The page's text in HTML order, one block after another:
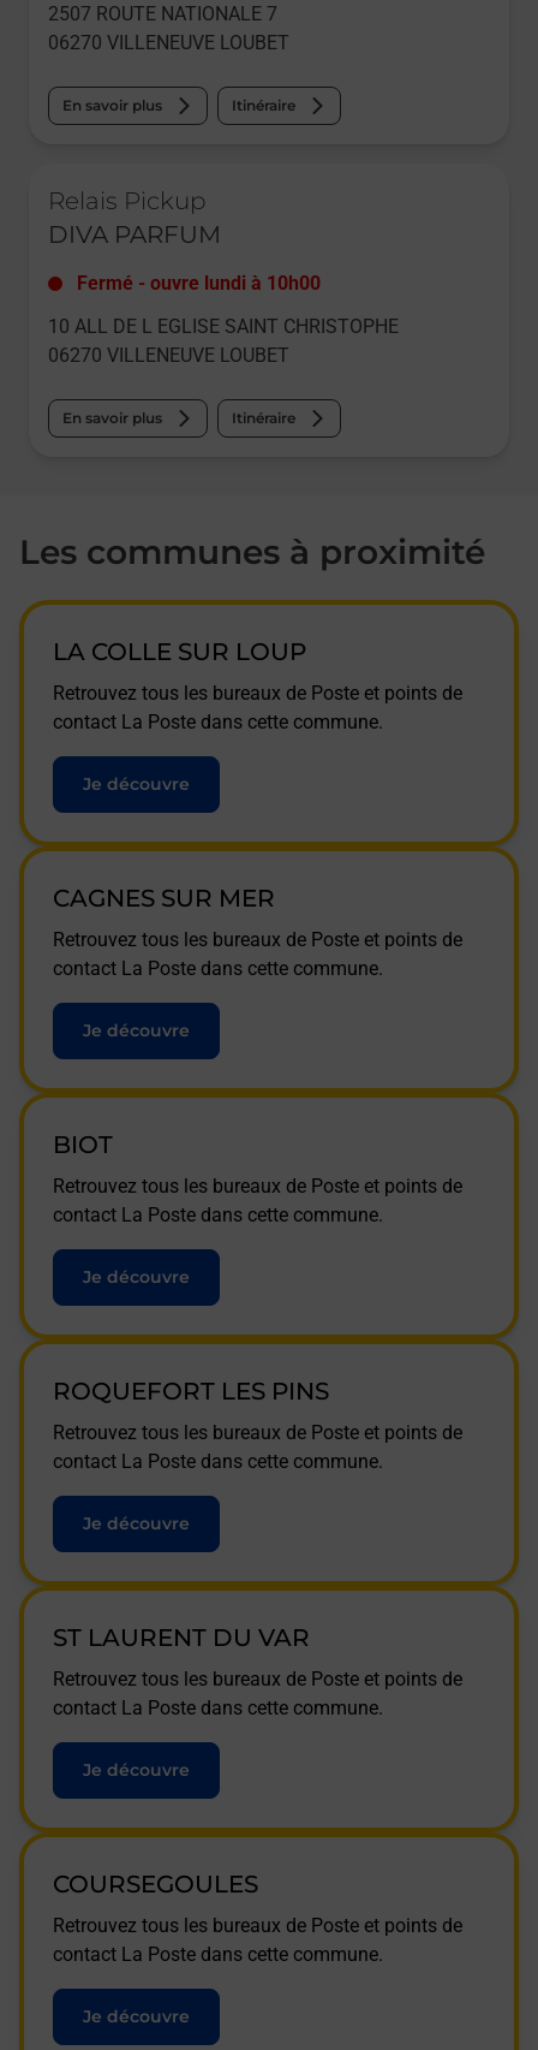
2507 ROUTE NATIONALE 7
06270 VILLENEUVE LOUBET
En savoir plus Itinéraire
Relais Pickup
DIVA PARFUM
Fermé - ouvre lundi à 10h00
10 ALL DE L EGLISE SAINT CHRISTOPHE
06270 VILLENEUVE LOUBET
En savoir plus Itinéraire
Les communes à proximité
LA COLLE SUR LOUP
Retrouvez tous les bureaux de Poste et points de
contact La Poste dans cette commune.
Je découvre
CAGNES SUR MER
Retrouvez tous les bureaux de Poste et points de
contact La Poste dans cette commune.
Je découvre
BIOT
Retrouvez tous les bureaux de Poste et points de
contact La Poste dans cette commune.
Je découvre
ROQUEFORT LES PINS
Retrouvez tous les bureaux de Poste et points de
contact La Poste dans cette commune.
Je découvre
ST LAURENT DU VAR
Retrouvez tous les bureaux de Poste et points de
contact La Poste dans cette commune.
Je découvre
COURSEGOULES
Retrouvez tous les bureaux de Poste et points de
contact La Poste dans cette commune.
Je découvre